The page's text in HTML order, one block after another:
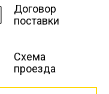
Договор
поставки
Схема
проезда